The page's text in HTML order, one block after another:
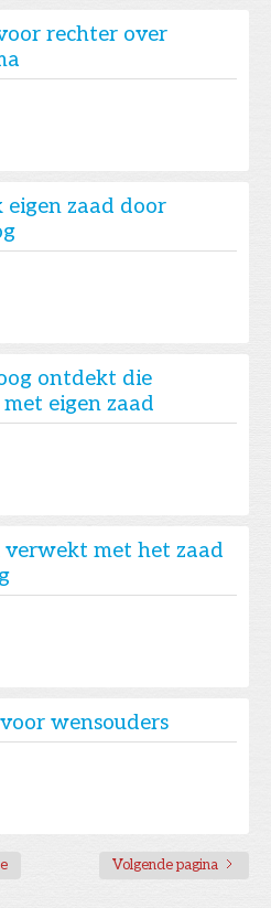
rechter over
eigen zaad door
ontdekt die
eigen zaad
met het zaad
wensouders
Volgende pagina